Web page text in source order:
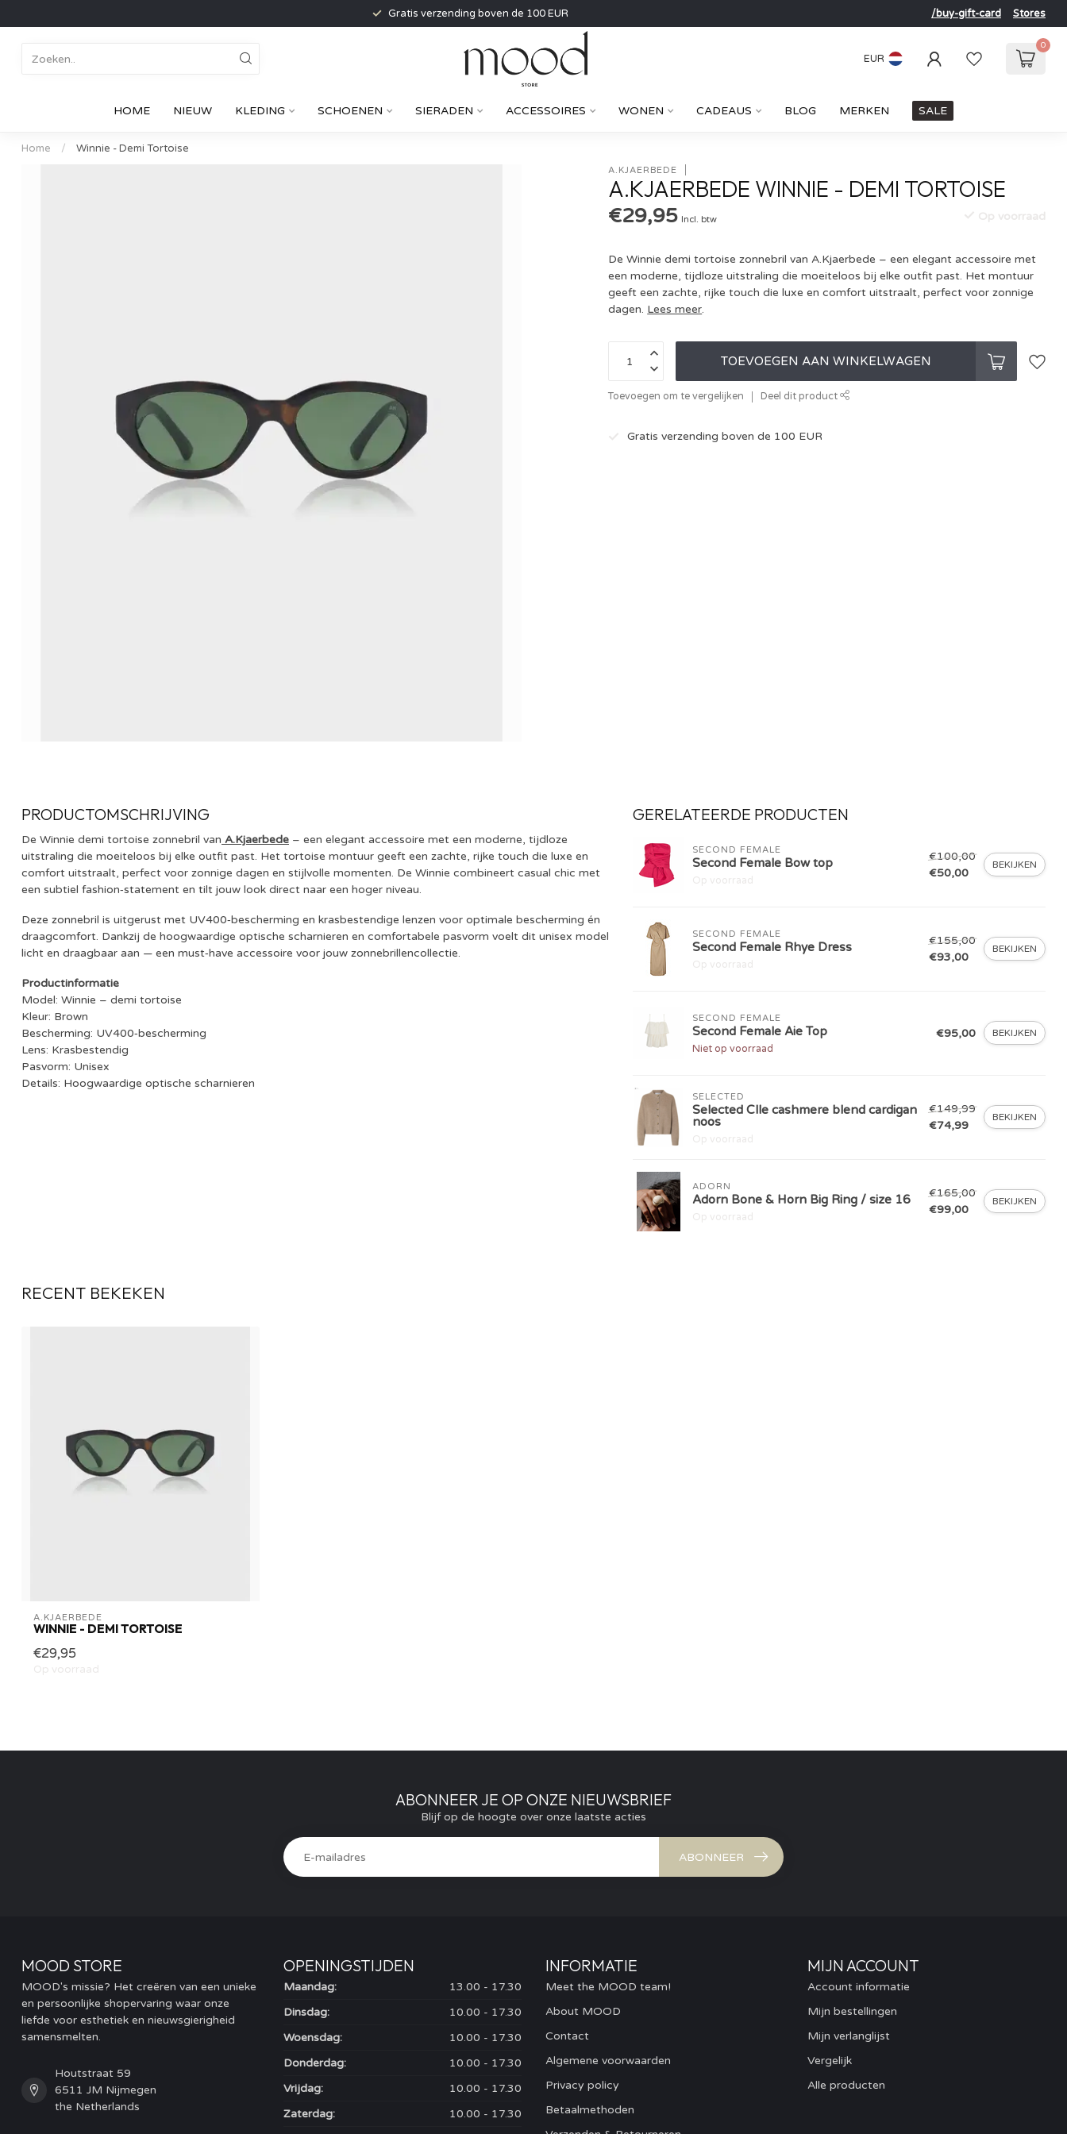
Gratis verzending boven de 100 EUR /buy-gift-card Stores
EUR
0
HOME NIEUW KLEDING SCHOENEN SIERADEN ACCESSOIRES WONEN CADEAUS BLOG MERKEN SALE
Home / Winnie - Demi Tortoise
A.KJAERBEDE
A.KJAERBEDE WINNIE - DEMI TORTOISE
€29,95 Incl. btw Op voorraad
De Winnie demi tortoise zonnebril van A.Kjaerbede – een elegant accessoire met
een moderne, tijdloze uitstraling die moeiteloos bij elke outfit past. Het montuur
geeft een zachte, rijke touch die luxe en comfort uitstraalt, perfect voor zonnige
dagen. Lees meer.
TOEVOEGEN AAN WINKELWAGEN
Toevoegen om te vergelijken Deel dit product
Gratis verzending boven de 100 EUR
PRODUCTOMSCHRIJVING
De Winnie demi tortoise zonnebril van A.Kjaerbede – een elegant accessoire met een moderne, tijdloze
uitstraling die moeiteloos bij elke outfit past. Het tortoise montuur geeft een zachte, rijke touch die luxe en
comfort uitstraalt, perfect voor zonnige dagen en stijlvolle momenten. De Winnie combineert casual chic met
een subtiel fashion‑statement en tilt jouw look direct naar een hoger niveau.
Deze zonnebril is uitgerust met UV400‑bescherming en krasbestendige lenzen voor optimale bescherming én
draagcomfort. Dankzij de hoogwaardige optische scharnieren en comfortabele pasvorm voelt dit unisex model
licht en draagbaar aan — een must‑have accessoire voor jouw zonnebrillencollectie.
Productinformatie
Model: Winnie – demi tortoise
Kleur: Brown
Bescherming: UV400‑bescherming
Lens: Krasbestendig
Pasvorm: Unisex
Details: Hoogwaardige optische scharnieren
GERELATEERDE PRODUCTEN
SECOND FEMALE
Second Female Bow top
Op voorraad
€100,00
€50,00
BEKIJKEN
SECOND FEMALE
Second Female Rhye Dress
Op voorraad
€155,00
€93,00
BEKIJKEN
SECOND FEMALE
Second Female Aie Top
Niet op voorraad
€95,00 BEKIJKEN
SELECTED
Selected Clle cashmere blend cardigan
noos
Op voorraad
€149,99
€74,99
BEKIJKEN
ADORN
Adorn Bone & Horn Big Ring / size 16
Op voorraad
€165,00
€99,00
BEKIJKEN
RECENT BEKEKEN
A.KJAERBEDE
WINNIE - DEMI TORTOISE
€29,95
Op voorraad
ABONNEER JE OP ONZE NIEUWSBRIEF
Blijf op de hoogte over onze laatste acties
ABONNEER
MOOD STORE
MOOD's missie? Het creëren van een unieke
en persoonlijke shopervaring waar onze
liefde voor esthetiek en nieuwsgierigheid
samensmelten.
Houtstraat 59
6511 JM Nijmegen
the Netherlands
OPENINGSTIJDEN
Maandag:
13.00 - 17.30
Dinsdag:
10.00 - 17.30
Woensdag:
10.00 - 17.30
Donderdag:
10.00 - 17.30
Vrijdag:
10.00 - 17.30
Zaterdag:
10.00 - 17.30
INFORMATIE
Meet the MOOD team!
About MOOD
Contact
Algemene voorwaarden
Privacy policy
Betaalmethoden
MIJN ACCOUNT
Account informatie
Mijn bestellingen
Mijn verlanglijst
Vergelijk
Alle producten